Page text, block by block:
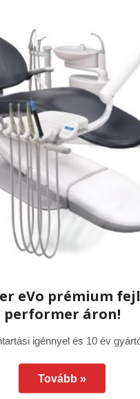
a Dent-East-nél
dec kereskedelmi és
megrendezésre
Kattintson ide
ahol,
az önnek
eVo prémium
performer áron!
igénnyel és 10 év
Tovább »